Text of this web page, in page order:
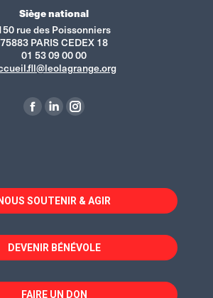
Siège national
rue des Poissonniers
75883 PARIS CEDEX 18
01 53 09 00 00
La
dans
une
fenêtre
La
dans
une
fenêtre
La
dans
une
fenêtre
NOUS SOUTENIR & AGIR
DEVENIR BÉNÉVOLE
FAIRE UN DON